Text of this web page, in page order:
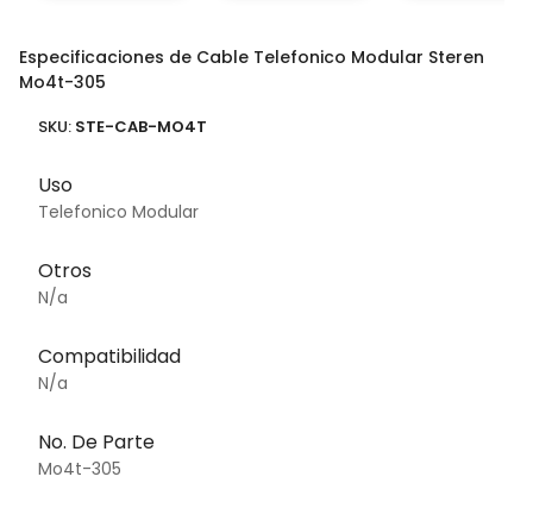
Especificaciones de Cable Telefonico Modular Steren
Mo4t-305
SKU: STE-CAB-MO4T
Uso
Telefonico Modular
Otros
N/a
Compatibilidad
N/a
No. De Parte
Mo4t-305